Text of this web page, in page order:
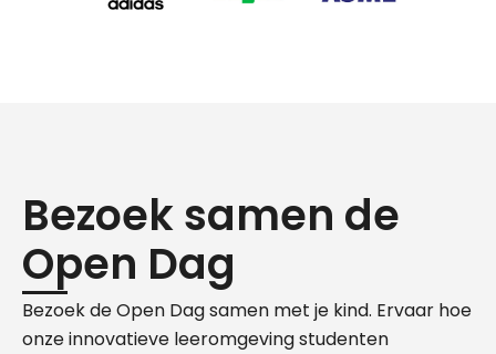
Bezoek samen de
Open Dag
Bezoek de Open Dag samen met je kind. Ervaar hoe
onze innovatieve leeromgeving studenten